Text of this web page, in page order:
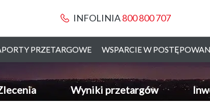
INFOLINIA800 800 707
PRZETARGOWE WSPARCIE W
Wyniki przetargów